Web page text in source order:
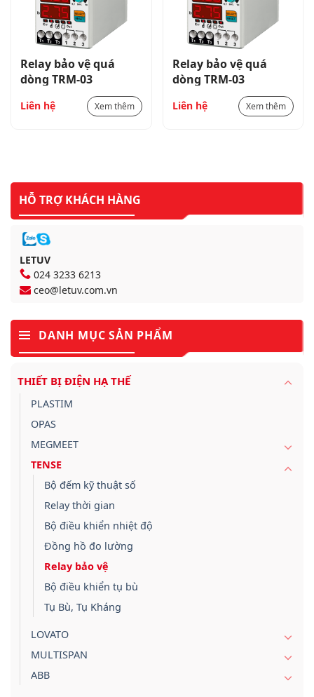
Relay bảo vệ quá
dòng TRM-03
Liên hệ Xem thêm
Relay bảo vệ quá
dòng TRM-03
Liên hệ Xem thêm
HỖ TRỢ KHÁCH HÀNG
LETUV
024 3233 6213
ceo@letuv.com.vn
DANH MỤC SẢN PHẨM
THIẾT BỊ ĐIỆN HẠ THẾ
PLASTIM
OPAS
MEGMEET
TENSE
Bộ đếm kỹ thuật số
Relay thời gian
Bộ điều khiển nhiệt độ
Đồng hồ đo lường
Relay bảo vệ
Bộ điều khiển tụ bù
Tụ Bù, Tụ Kháng
LOVATO
MULTISPAN
ABB